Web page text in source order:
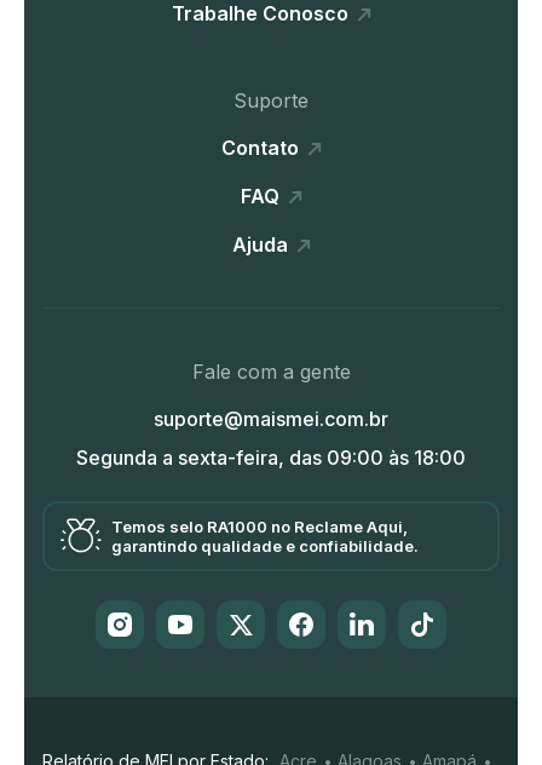
Trabalhe Conosco
Suporte
Contato
FAQ
Ajuda
Fale com a gente
suporte@maismei.com.br
Segunda a sexta-feira, das 09:00 às 18:00
Temos selo RA1000 no Reclame Aqui,
garantindo qualidade e confiabilidade.
Relatório de MEI por Estado: Acre Alagoas
Amapá